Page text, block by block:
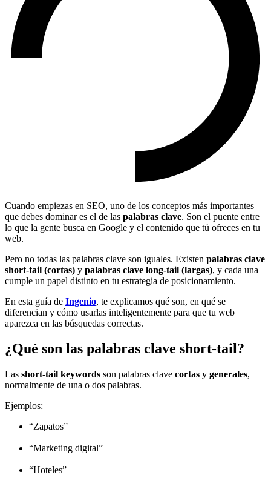
Cuando empiezas en SEO, uno de los conceptos más importantes
que debes dominar es el de las palabras clave. Son el puente entre
lo que la gente busca en Google y el contenido que tú ofreces en tu
web.
Pero no todas las palabras clave son iguales. Existen palabras clave
short-tail (cortas) y palabras clave long-tail (largas), y cada una
cumple un papel distinto en tu estrategia de posicionamiento.
En esta guía de Ingenio, te explicamos qué son, en qué se
diferencian y cómo usarlas inteligentemente para que tu web
aparezca en las búsquedas correctas.
¿Qué son las palabras clave short-tail?
Las short-tail keywords son palabras clave cortas y generales,
normalmente de una o dos palabras.
Ejemplos:
“Zapatos”
“Marketing digital”
“Hoteles”